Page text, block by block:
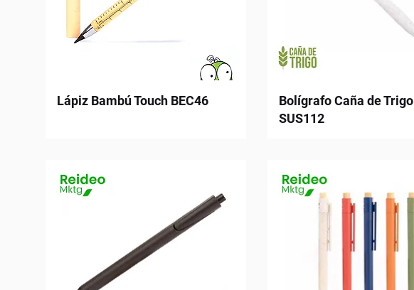
Lápiz Bambú Touch BEC46
Bolígrafo Caña de Trigo
SUS112